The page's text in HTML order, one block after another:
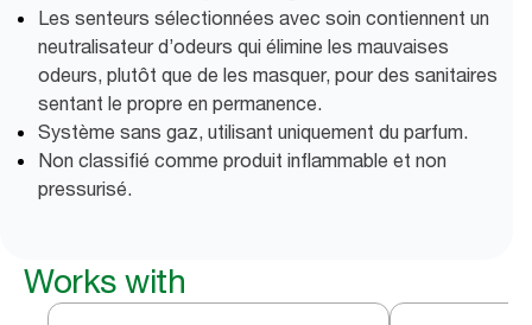
Les senteurs sélectionnées avec soin contiennent un
neutralisateur d’odeurs qui élimine les mauvaises
odeurs, plutôt que de les masquer, pour des sanitaires
sentant le propre en permanence.
Système sans gaz, utilisant uniquement du parfum.
Non classifié comme produit inflammable et non
pressurisé.
Works with